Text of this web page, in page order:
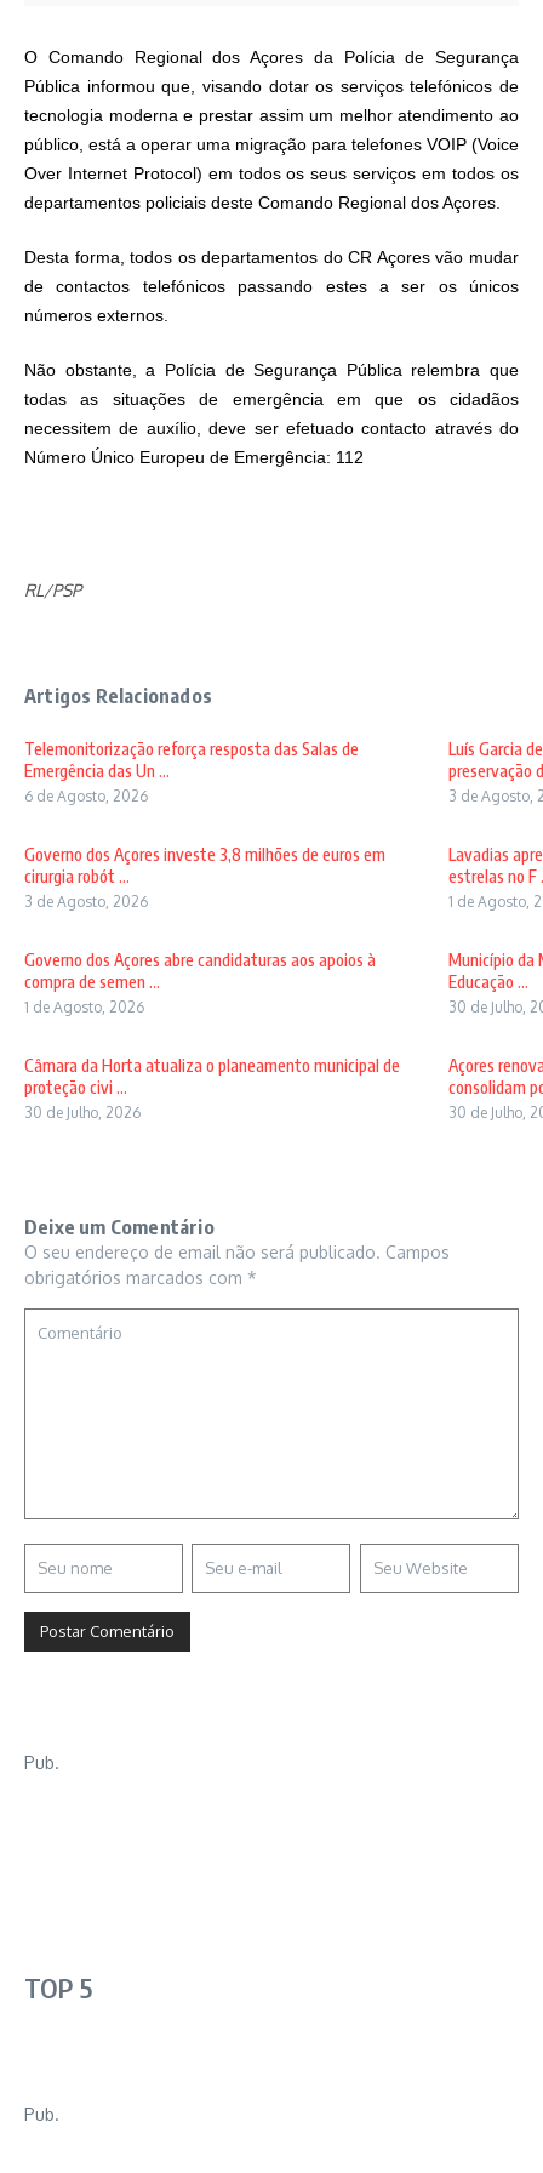
O Comando Regional dos Açores da Polícia de Segurança
Pública informou que, visando dotar os serviços telefónicos de
tecnologia moderna e prestar assim um melhor atendimento ao
público, está a operar uma migração para telefones VOIP (Voice
Over Internet Protocol) em todos os seus serviços em todos os
departamentos policiais deste Comando Regional dos Açores.
Desta forma, todos os departamentos do CR Açores vão mudar
de contactos telefónicos passando estes a ser os únicos
números externos.
Não obstante, a Polícia de Segurança Pública relembra que
todas as situações de emergência em que os cidadãos
necessitem de auxílio, deve ser efetuado contacto através do
Número Único Europeu de Emergência: 112
RL/PSP
Artigos Relacionados
Telemonitorização reforça resposta das Salas de
Emergência das Un ...
6 de Agosto, 2026
Luís Garcia
preservação
3 de Agosto,
Governo dos Açores investe 3,8 milhões de euros em
cirurgia robót ...
3 de Agosto, 2026
Lavadias
estrelas no F
1 de Agosto,
Governo dos Açores abre candidaturas aos apoios à
compra de semen ...
1 de Agosto, 2026
Município da
Educação ...
30 de Julho,
Câmara da Horta atualiza o planeamento municipal de
proteção civi ...
30 de Julho, 2026
Açores
consolidam
30 de Julho,
Deixe um Comentário
O seu endereço de email não será publicado. Campos
obrigatórios marcados com *
Pub.
TOP 5
Pub.